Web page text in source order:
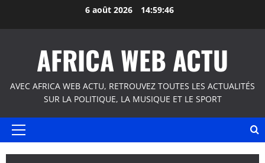
6 août 2026 14:59:47
AFRICA WEB ACTU
AVEC AFRICA WEB ACTU, RETROUVEZ TOUTES LES ACTUALITÉS
SUR LA POLITIQUE, LA MUSIQUE ET LE SPORT
Menu